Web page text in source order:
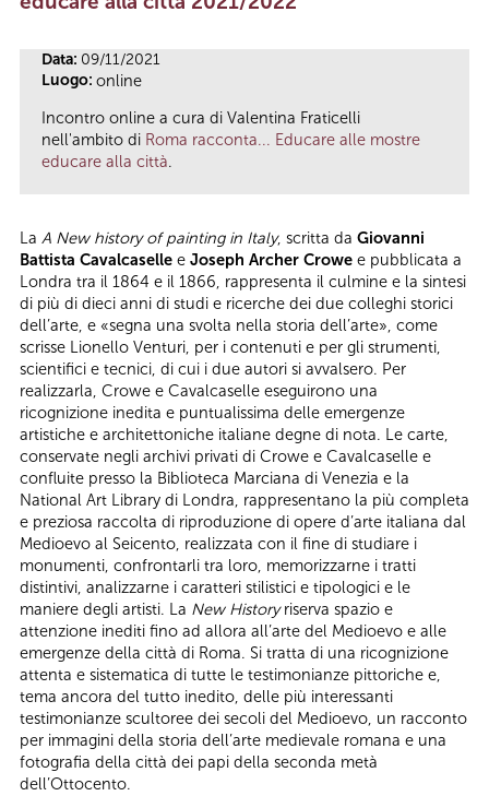
Data: 09/11/2021
Luogo: online
Incontro online a cura di Valentina Fraticelli
nell'ambito di Roma racconta... Educare alle mostre
educare alla città.
La A New history of painting in Italy, scritta da Giovanni
Battista Cavalcaselle e Joseph Archer Crowe e pubblicata a
Londra tra il 1864 e il 1866, rappresenta il culmine e la sintesi
di più di dieci anni di studi e ricerche dei due colleghi storici
dell’arte, e «segna una svolta nella storia dell’arte», come
scrisse Lionello Venturi, per i contenuti e per gli strumenti,
scientifici e tecnici, di cui i due autori si avvalsero. Per
realizzarla, Crowe e Cavalcaselle eseguirono una
ricognizione inedita e puntualissima delle emergenze
artistiche e architettoniche italiane degne di nota. Le carte,
conservate negli archivi privati di Crowe e Cavalcaselle e
confluite presso la Biblioteca Marciana di Venezia e la
National Art Library di Londra, rappresentano la più completa
e preziosa raccolta di riproduzione di opere d’arte italiana dal
Medioevo al Seicento, realizzata con il fine di studiare i
monumenti, confrontarli tra loro, memorizzarne i tratti
distintivi, analizzarne i caratteri stilistici e tipologici e le
maniere degli artisti. La New Historyriserva spazio e
attenzione inediti fino ad allora all’arte del Medioevo e alle
emergenze della città di Roma. Si tratta di una ricognizione
attenta e sistematica di tutte le testimonianze pittoriche e,
tema ancora del tutto inedito, delle più interessanti
testimonianze scultoree dei secoli del Medioevo, un racconto
per immagini della storia dell’arte medievale romana e una
fotografia della città dei papi della seconda metà
dell’Ottocento.